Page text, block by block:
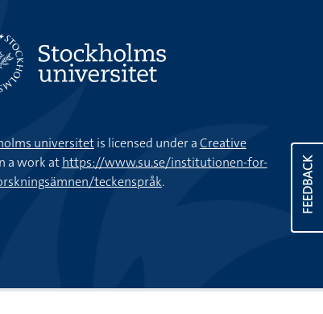
FEEDBACK
universitetis licensed under aCreative
a work athttps://www.su.se/institutionen-for-
teckenspråk.